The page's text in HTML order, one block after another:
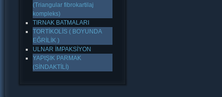
(Triangular fibrokartilaj
kompleks)
TIRNAK BATMALARI
TORTİKOLİS ( BOYUNDA
EĞRİLİK )
ULNAR İMPAKSİYON
YAPIŞIK PARMAK
(SİNDAKTİLİ)